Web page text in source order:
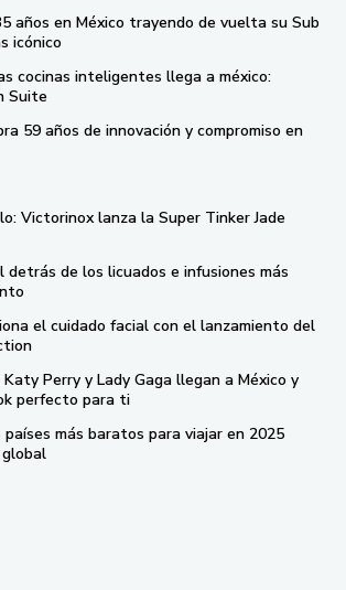
años en México trayendo de vuelta su Sub
icónico
cocinas inteligentes llega a méxico:
Suite
59 años de innovación y compromiso en
Victorinox lanza la Super Tinker Jade
de los licuados e infusiones más
el cuidado facial con el lanzamiento del
Perry y Lady Gaga llegan a México y
perfecto para ti
más baratos para viajar en 2025